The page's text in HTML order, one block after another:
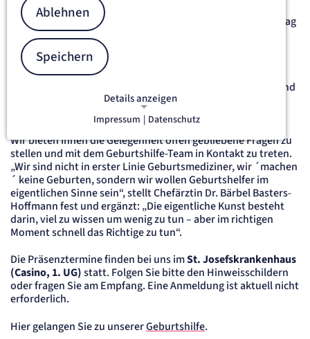
Die Klinik für Geburtshilfe und Perinatologie am St.
Josefskrankenhaus Freiburg führt immer am ersten Dienstag
im Monat um 17:30 Uhr den Informationsabend durch. Alle
zwei Monate findet zusätzlich am dritten Dienstag des
Monats ein digitaler Informationsabend statt. Das offene
Format bietet werdenden Eltern die Möglichkeit, sich aus
erster Hand über Schwangerschaft, Geburt, Wochenbett und
Vorsorgeuntersuchungen beim Neugeborenen zu
Wir bieten Ihnen die Gelegenheit offen gebliebene Fragen zu
stellen und mit dem Geburtshilfe-Team in Kontakt zu treten.
„Wir sind nicht in erster Linie Geburtsmediziner, wir ´machen
´ keine Geburten, sondern wir wollen Geburtshelfer im
eigentlichen Sinne sein“, stellt Chefärztin Dr. Bärbel Basters-
Hoffmann fest und ergänzt: „Die eigentliche Kunst besteht
darin, viel zu wissen um wenig zu tun – aber im richtigen
Moment schnell das Richtige zu tun“.
Die Präsenztermine finden bei uns imSt. Josefskrankenhaus
(Casino, 1. UG)statt. Folgen Sie bitte den Hinweisschildern
oder fragen Sie am Empfang. Eine Anmeldung ist aktuell nicht
erforderlich.
Hier gelangen Sie zu unsererGeburtshilfe.
Ablehnen
Speichern
Details anzeigen
NOTWENDIGE COOKIES
Notwendige Cookies ermöglichen
grundlegende Funktionen und sind für
die einwandfreie Funktion der Website
erforderlich.
etracker Sitzungs-Cookie
et_oi_v2
Anbieter:
etracker GmbH
Zweck:
verwendet.
Impressum | Datenschutz